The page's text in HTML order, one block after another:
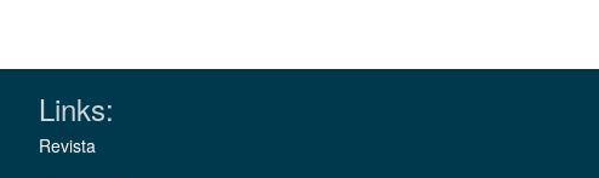
Links:
Revista